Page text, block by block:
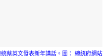
統蔡英文發表新年講話。圖： 總統府網站